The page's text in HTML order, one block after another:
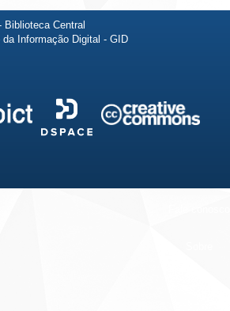
Biblioteca Central
Informação Digital - GID